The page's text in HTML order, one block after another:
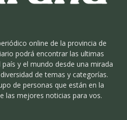
online de la provincia de
podrá encontrar las ultimas
y el mundo desde una mirada
de temas y categorías.
de personas que están en la
las mejores noticias para vos.